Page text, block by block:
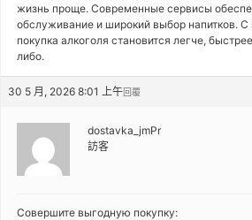
жизнь проще. Современные сервисы
обслуживание и широкий выбор напитков.
покупка алкоголя становится легче,
либо.
30 5 月, 2026 8:01 上午回覆
dostavka_jmPr
訪客
Совершите выгодную покупку: